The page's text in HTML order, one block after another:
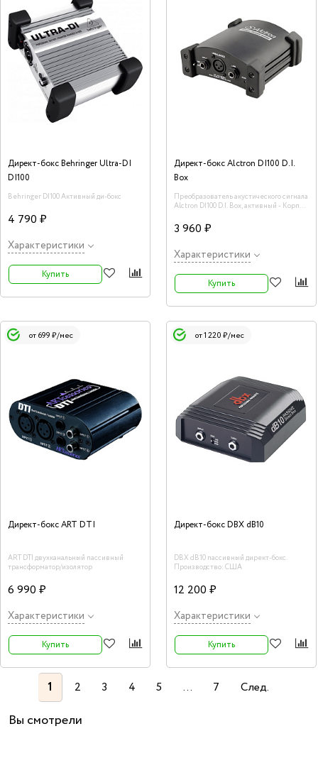
Директ-бокс Behringer Ultra-DI
DI100
Behringer DI100 Активный ди-бокс
4 790 ₽
Характеристики
Купить
Директ-бокс Alctron DI100 D.I.
Box
Преобразователь акустического сигнала
Alctron DI100 D.I. Box, активный - Корпус
алюминия, а накладки на углах
обеспечивают надежную защиту и
3 960 ₽
Характеристики
Купить
от 699 ₽/мес
Директ-бокс ART DTI
ART DTI двухканальный пассивный
трансформатор/изолятор
6 990 ₽
Характеристики
Купить
от 1 220 ₽/мес
Директ-бокс DBX dB10
DBX dB10 пассивный директ-бокс.
Производство: США
12 200 ₽
Характеристики
Купить
1 2 3 4 5 ... 7 След.
Вы смотрели